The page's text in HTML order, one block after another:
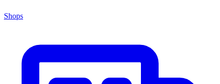
Shops